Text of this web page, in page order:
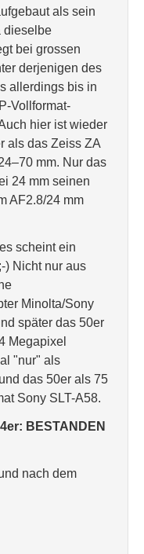
als sein
dieselbe
bei grossen
derjenigen des
allerdings bis in
Vollformat-
hier ist wieder
als das Zeiss ZA
mm. Nur das
24 mm seinen
AF2.8/24 mm
scheint ein
) Nicht nur aus
Minolta/Sony
später das 50er
Megapixel
"nur" als
das 50er als 75
Sony SLT-A58.
BESTANDEN
nach dem